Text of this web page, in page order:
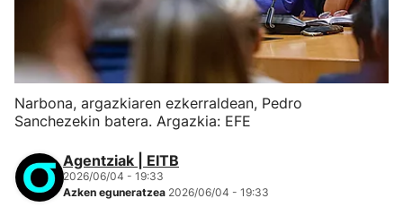
Narbona, argazkiaren ezkerraldean, Pedro
Sanchezekin batera. Argazkia: EFE
Agentziak | EITB
2026/06/04 - 19:33
Azken eguneratzea 2026/06/04 - 19:33